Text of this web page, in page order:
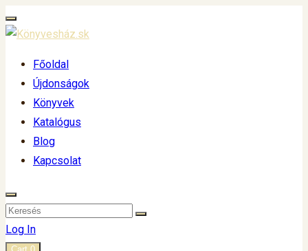
Főoldal
Újdonságok
Könyvek
Katalógus
Blog
Kapcsolat
Log In